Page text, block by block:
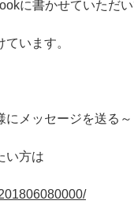
に書かせていただい
います。
にメッセージを送る～
い方は